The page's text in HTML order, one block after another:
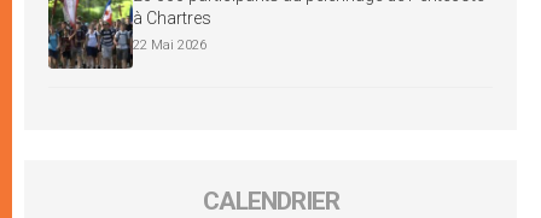
à Chartres
22 Mai 2026
CALENDRIER